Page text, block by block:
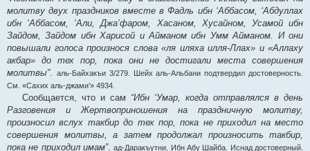
молитву двух праздников вместе в Фадль ибн ‘Аббасом, ‘Абдуллах
ибн ‘Аббасом, ‘Али, Джа’фаром, Хасаном, Хусайном, Усамой ибн
Зайдом, Зайдом ибн Харисой и Айманом ибн Умм Айманом. И они
повышали голоса произнося слова «ля иляха илля-Ллах» и «Аллаху
акбар» до тех пор, пока они не достигали места совершения
молитвы”. аль-Байхакъи 3/279. Шейх аль-Альбани подтвердил достоверность.
См. «Сахих аль-джами’» 4934.
Сообщается, что и сам “Ибн ‘Умар, когда отправлялся в день
Разговения и Жертвоприношения на праздничную молитву,
произносил вслух такбир до тех пор, пока не приходил на место
совершения молитвы, а затем продолжал произносить такбир,
пока не приходил имам”.ад-Даракъутни, Ибн Абу Шайба. Иснад достоверный.